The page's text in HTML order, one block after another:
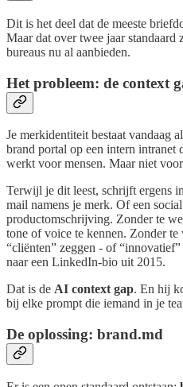
Dit is het deel dat de meeste
Maar dat over twee jaar
bureaus nu al aanbieden.
Het probleem: de context
Je merkidentiteit bestaat vandaag
brand portal op een intern intranet
werkt voor mensen. Maar niet
Terwijl je dit leest, schrijft ergens
mail namens je merk. Of een
productomschrijving. Zonder te
tone of voice te kennen. Zonder
“cliënten” zeggen - of
naar een LinkedIn-bio uit 2015.
Dat is de AI context gap. En hij
bij elke prompt die iemand in je
De oplossing: brand.md